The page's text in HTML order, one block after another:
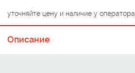
уточняйте цену и наличие у оператора
Описание